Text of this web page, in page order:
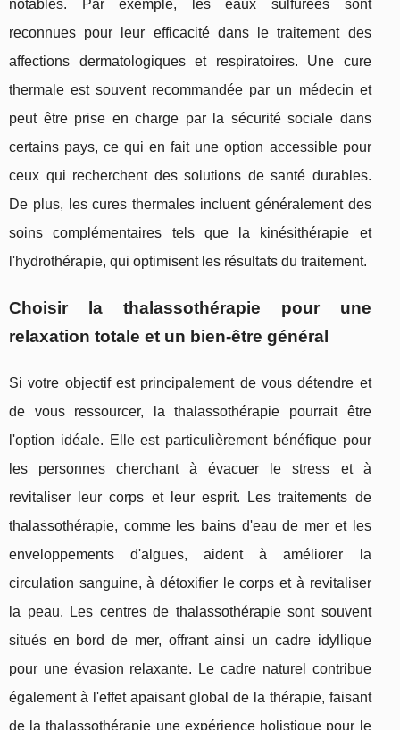
notables. Par exemple, les eaux sulfurées sont
reconnues pour leur efficacité dans le traitement des
affections dermatologiques et respiratoires. Une cure
thermale est souvent recommandée par un médecin et
peut être prise en charge par la sécurité sociale dans
certains pays, ce qui en fait une option accessible pour
ceux qui recherchent des solutions de santé durables.
De plus, les cures thermales incluent généralement des
soins complémentaires tels que la kinésithérapie et
l'hydrothérapie, qui optimisent les résultats du traitement.
Choisir la thalassothérapie pour une
relaxation totale et un bien-être général
Si votre objectif est principalement de vous détendre et
de vous ressourcer, la thalassothérapie pourrait être
l'option idéale. Elle est particulièrement bénéfique pour
les personnes cherchant à évacuer le stress et à
revitaliser leur corps et leur esprit. Les traitements de
thalassothérapie, comme les bains d'eau de mer et les
enveloppements d'algues, aident à améliorer la
circulation sanguine, à détoxifier le corps et à revitaliser
la peau. Les centres de thalassothérapie sont souvent
situés en bord de mer, offrant ainsi un cadre idyllique
pour une évasion relaxante. Le cadre naturel contribue
également à l'effet apaisant global de la thérapie, faisant
de la thalassothérapie une expérience holistique pour le